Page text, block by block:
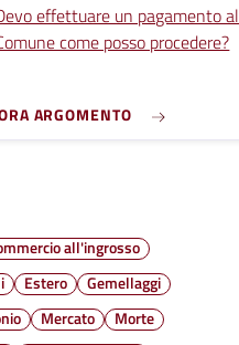
effettuare un pagamento al
come posso procedere?
ARGOMENTO
all'ingrosso
Estero
Gemellaggi
Mercato
Morte